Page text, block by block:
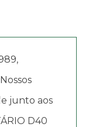
junto aos
D40